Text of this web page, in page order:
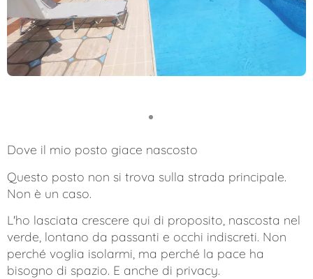
Dove il mio posto giace nascosto
Questo posto non si trova sulla strada principale.
Non è un caso.
L'ho lasciata crescere qui di proposito, nascosta nel
verde, lontano da passanti e occhi indiscreti. Non
perché voglia isolarmi, ma perché la pace ha
bisogno di spazio. E anche di privacy.